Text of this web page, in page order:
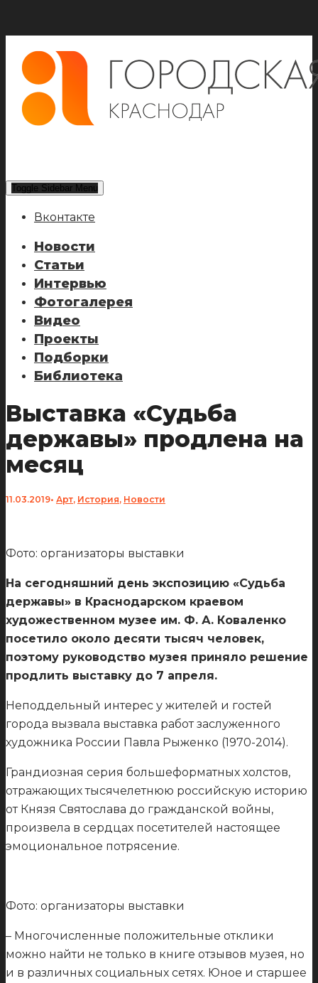
Toggle Sidebar Menu
Вконтакте
Новости
Статьи
Интервью
Фотогалерея
Видео
Проекты
Подборки
Библиотека
Выставка «Судьба
державы» продлена на
месяц
11.03.2019• Арт, История, Новости
Фото: организаторы выставки
На сегодняшний день экспозицию «Судьба
державы» в Краснодарском краевом
художественном музее им. Ф. А. Коваленко
посетило около десяти тысяч человек,
поэтому руководство музея приняло решение
продлить выставку до 7 апреля.
Неподдельный интерес у жителей и гостей
города вызвала выставка работ заслуженного
художника России Павла Рыженко (1970-2014).
Грандиозная серия большеформатных холстов,
отражающих тысячелетнюю российскую историю
от Князя Святослава до гражданской войны,
произвела в сердцах посетителей настоящее
эмоциональное потрясение.
Фото: организаторы выставки
– Многочисленные положительные отклики
можно найти не только в книге отзывов музея, но
и в различных социальных сетях. Юное и старшее